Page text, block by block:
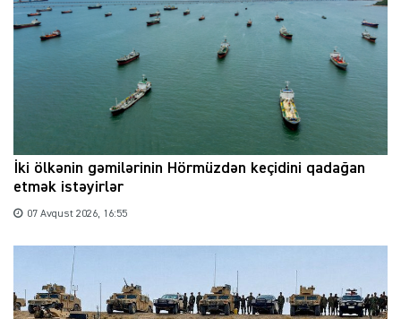
İki ölkənin gəmilərinin Hörmüzdən keçidini qadağan
etmək istəyirlər
07 Avqust 2026, 16:55